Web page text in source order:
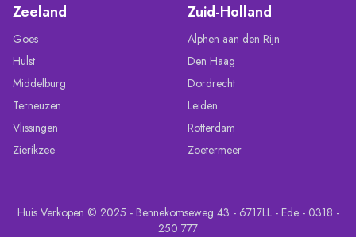
Zeeland
Goes
Hulst
Middelburg
Terneuzen
Vlissingen
Zierikzee
Zuid-Holland
Alphen aan den Rijn
Den Haag
Dordrecht
Leiden
Rotterdam
Zoetermeer
Huis Verkopen © 2025 - Bennekomseweg 43 - 6717LL - Ede - 0318 -
250 777